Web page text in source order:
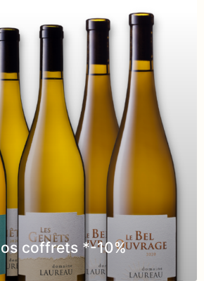
coffrets *-10%